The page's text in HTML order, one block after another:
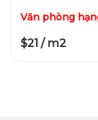
Văn phòng
$21 / m2